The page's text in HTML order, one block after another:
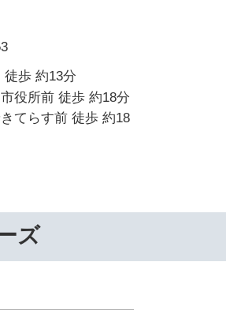
歩 約13分
役所前 徒歩 約18分
てらす前 徒歩 約18
ズ